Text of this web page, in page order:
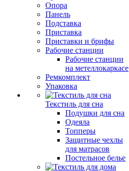
Опора
Панель
Подставка
Приставка
Приставки и брифы
Рабочие станции
Рабочие станции
на метеллокаркасе
Ремкомплект
Упаковка
Текстиль для сна
Подушки для сна
Одеяла
Топперы
Защитные чехлы
для матрасов
Постельное белье